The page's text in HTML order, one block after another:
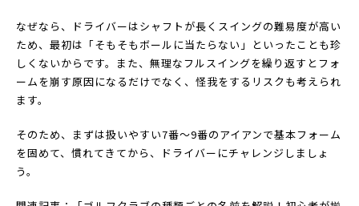
なぜなら、ドライバーはシャフトが長くスイングの難易度が高い
ため、最初は「そもそもボールに当たらない」といったことも珍
しくないからです。また、無理なフルスイングを繰り返すとフォ
ームを崩す原因になるだけでなく、怪我をするリスクも考えられ
ます。
そのため、まずは扱いやすい7番〜9番のアイアンで基本フォーム
を固めて、慣れてきてから、ドライバーにチャレンジしましょ
う。